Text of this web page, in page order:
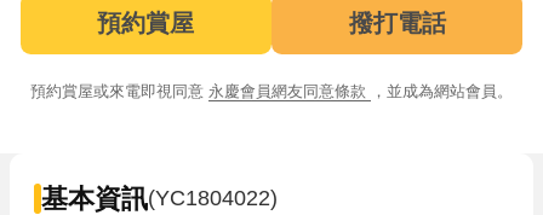
預約賞屋 撥打電話
預約賞屋或來電即視同意 永慶會員網友同意條款 ，並成為網站會員。
基本資訊(YC1804022)